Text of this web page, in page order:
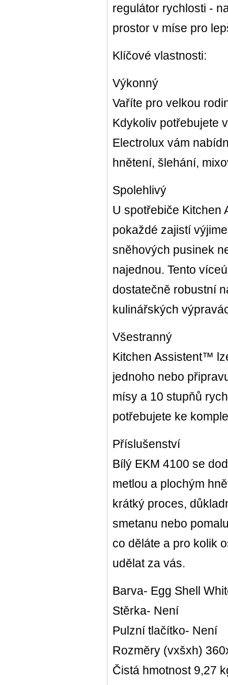
regulátor rychlosti -
prostor v míse pro
Klíčové vlastnosti:
Výkonný
Vaříte pro velkou
Kdykoliv potřebujete
Electrolux vám
hnětení, šlehání,
Spolehlivý
U spotřebiče Kitchen
pokaždé zajistí
sněhových pusinek
najednou. Tento
dostatečně robustní
kulinářských
Všestranný
Kitchen Assistent™
jednoho nebo
mísy a 10 stupňů
potřebujete ke
Příslušenství
Bílý EKM 4100 se
metlou a plochým
krátký proces,
smetanu nebo
co děláte a pro kolik
udělat za vás.
Barva- Egg Shell
Stěrka- Není
Pulzní tlačítko- Není
Rozměry (vxšxh)
Čistá hmotnost 9,27